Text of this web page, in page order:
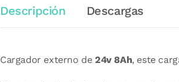
Descripción Descargas
Cargador externo de 24v 8Ah, este